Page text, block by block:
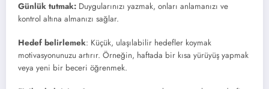
Günlük tutmak: Duygularınızı yazmak, onları anlamanızı ve
kontrol altına almanızı sağlar.
Hedef belirlemek: Küçük, ulaşılabilir hedefler koymak
motivasyonunuzu artırır. Örneğin, haftada bir kısa yürüyüş yapmak
veya yeni bir beceri öğrenmek.